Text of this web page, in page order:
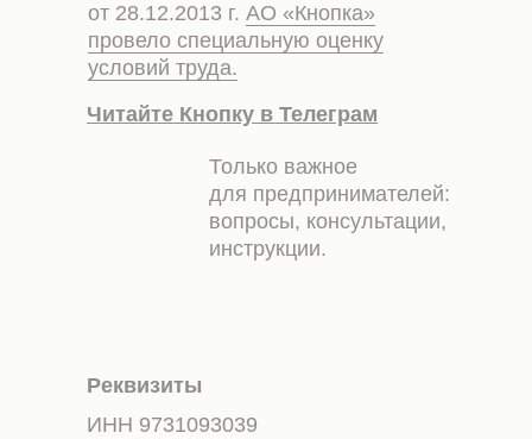
от 28.12.2013 г. АО «Кнопка»
провело специальную оценку
условий труда.
Читайте Кнопку в Телеграм
Только важное
для предпринимателей:
вопросы, консультации,
инструкции.
Реквизиты
ИНН 9731093039